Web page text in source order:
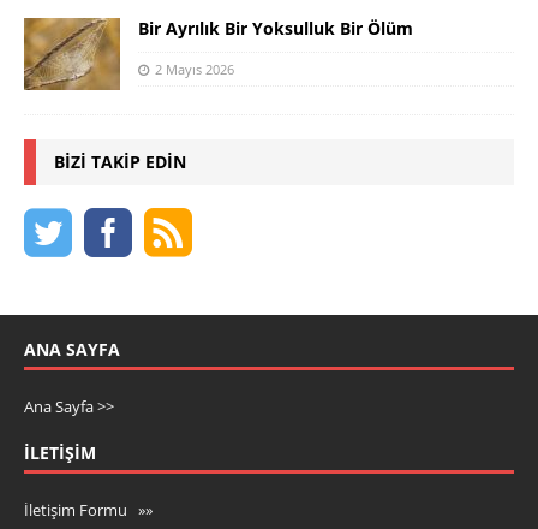
Bir Ayrılık Bir Yoksulluk Bir Ölüm
2 Mayıs 2026
BIZI TAKIP EDIN
ANA SAYFA
Ana Sayfa >>
İLETIŞIM
İletişim Formu »»